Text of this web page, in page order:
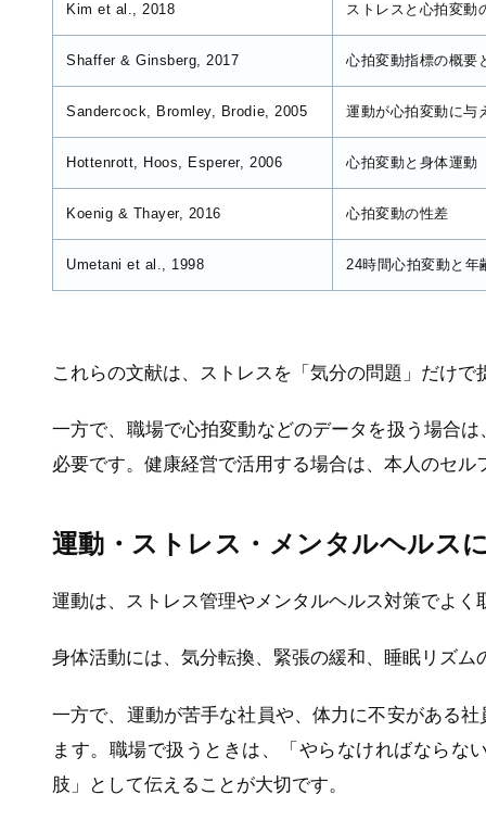
Kim et al., 2018 ストレスと心拍変動
Shaffer & Ginsberg, 2017 心拍変動指標の概要
Sandercock, Bromley, Brodie, 2005 運動が心拍変動に与
Hottenrott, Hoos, Esperer, 2006 心拍変動と身体運動
Koenig & Thayer, 2016 心拍変動の性差
Umetani et al., 1998 24時間心拍変動と年
これらの文献は、ストレスを「気分の問題」だけで
一方で、職場で心拍変動などのデータを扱う場合
必要です。健康経営で活用する場合は、本人のセ
運動・ストレス・メンタルヘルス
運動は、ストレス管理やメンタルヘルス対策でよく
身体活動には、気分転換、緊張の緩和、睡眠リズ
一方で、運動が苦手な社員や、体力に不安がある
ます。職場で扱うときは、「やらなければならな
肢」として伝えることが大切です。